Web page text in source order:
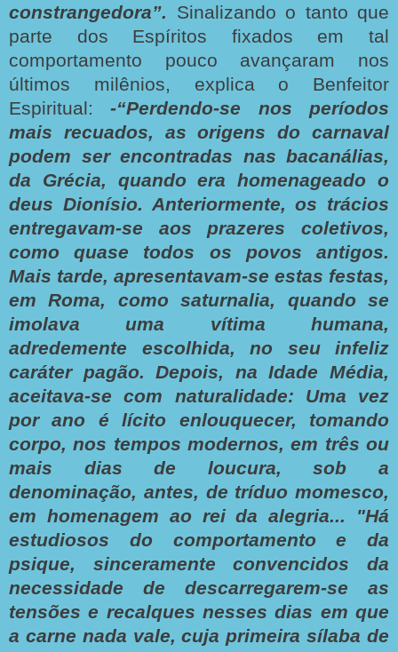
constrangedora”. Sinalizando o tanto que
parte dos Espíritos fixados em tal
comportamento pouco avançaram nos
últimos milênios, explica o Benfeitor
Espiritual:-“Perdendo-se nos períodos
mais recuados, as origens do carnaval
podem ser encontradas nas bacanálias,
da Grécia, quando era homenageado o
deus Dionísio. Anteriormente, os trácios
entregavam-se aos prazeres coletivos,
como quase todos os povos antigos.
Mais tarde, apresentavam-se estas festas,
em Roma, como saturnalia, quando se
imolava uma vítima humana,
adredemente escolhida, no seu infeliz
caráter pagão. Depois, na Idade Média,
aceitava-se com naturalidade: Uma vez
por ano é lícito enlouquecer, tomando
corpo, nos tempos modernos, em três ou
mais dias de loucura, sob a
denominação, antes, de tríduo momesco,
em homenagem ao rei da alegria... "Há
estudiosos do comportamento e da
psique, sinceramente convencidos da
necessidade de descarregarem-se as
tensões e recalques nesses dias em que
a carne nada vale, cuja primeira sílaba de